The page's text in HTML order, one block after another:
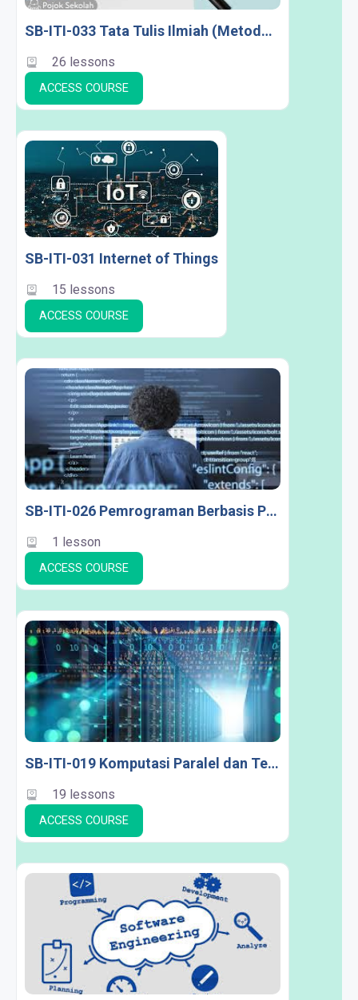
SB-ITI-033 Tata Tulis Ilmiah (Metodologi Penelitian)
26 lessons
ACCESS COURSE
SB-ITI-031 Internet of Things
15 lessons
ACCESS COURSE
SB-ITI-026 Pemrograman Berbasis Platform
1 lesson
ACCESS COURSE
SB-ITI-019 Komputasi Paralel dan Terdistribusi
19 lessons
ACCESS COURSE